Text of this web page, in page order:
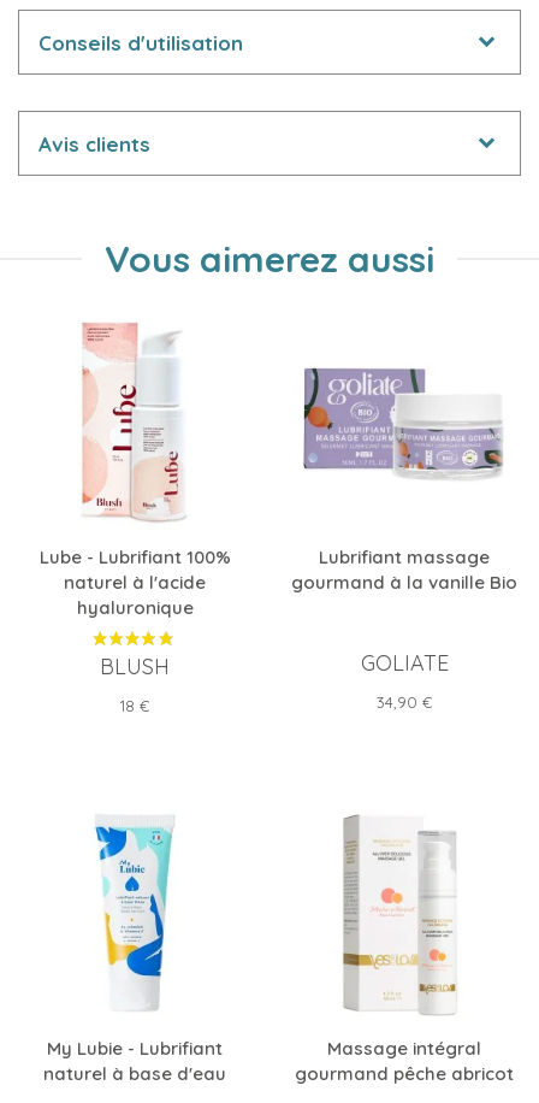
Conseils d'utilisation
Avis clients
Vous aimerez aussi
Lube - Lubrifiant 100%
naturel à l'acide
hyaluronique
BLUSH
Prix
18 €
Lubrifiant massage
gourmand à la vanille Bio
GOLIATE
Prix
34,90 €
My Lubie - Lubrifiant
naturel à base d'eau
Massage intégral
gourmand pêche abricot